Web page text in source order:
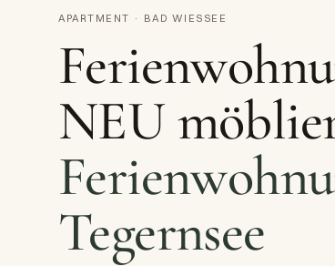
APARTMENT · BAD WIESSEE
NEU
Tegernsee